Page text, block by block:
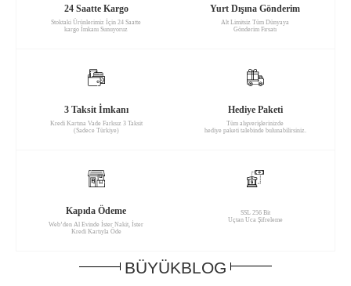
24 Saatte Kargo
Stoktaki Ürünlerimiz İçin 24 Saatte
kargo İmkanı Sunuyoruz
Yurt Dışına Gönderim
Alt Limitsiz Tüm Dünyaya
Gönderim Fırsatı
3 Taksit İmkanı
Kredi Kartına Vade Farksız 3 Taksit
(Sadece Türkiye)
Hediye Paketi
Tüm alışverişlerinizde
hediye paketi talebinde bulunabilirsiniz.
Kapıda Ödeme
Web’den Al Evinde İster Nakit, İster
Kredi Kartıyla Öde
SSL 256 Bit
Uçtan Uca Şifreleme
BÜYÜKBLOG